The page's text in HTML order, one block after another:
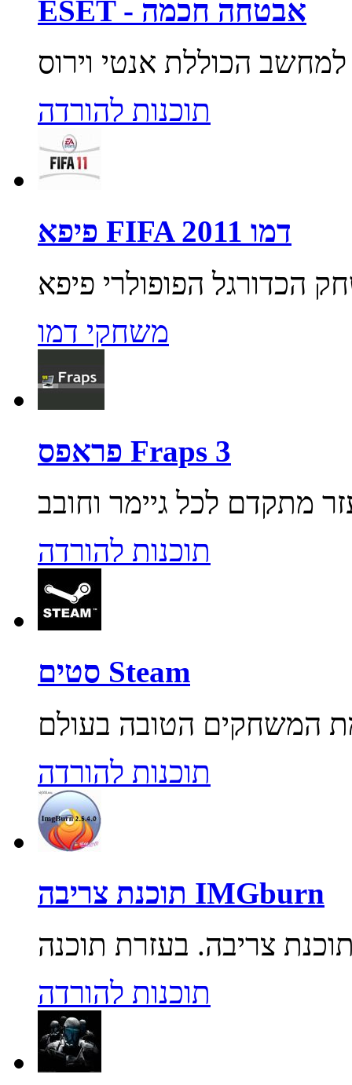
ESET - אבטחה חכמה
תוכנות להורדה
פיפא FIFA 2011 דמו
משחקי דמו
פראפס Fraps 3
תוכנות להורדה
סטים Steam
תוכנות להורדה
תוכנת צריבה IMGburn
תוכנות להורדה